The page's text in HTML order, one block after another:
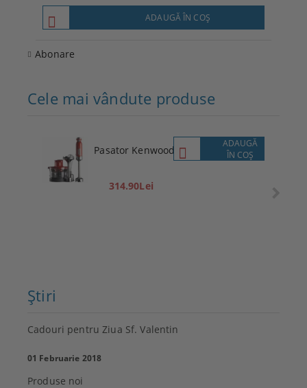
ADAUGĂ ÎN COŞ
Abonare
Cele mai vândute produse
Pasator Kenwood
314.90Lei
ADAUGĂ
ÎN COŞ
Ştiri
Cadouri pentru Ziua Sf. Valentin
01 Februarie 2018
Produse noi